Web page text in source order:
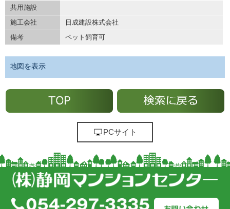
共用施設
施工会社
日成建設株式会社
備考
ペット飼育可
地図を表示
PCサイト